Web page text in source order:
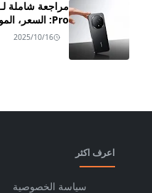
Pro: السعر، المواصفات، والمميزات
2025/10/16
اعرف اكثر
سياسة الخصوصية